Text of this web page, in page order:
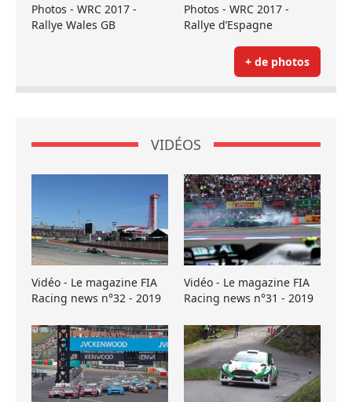
Photos - WRC 2017 -
Rallye Wales GB
Photos - WRC 2017 -
Rallye d’Espagne
+ de photos
VIDÉOS
Vidéo - Le magazine FIA
Racing news n°32 - 2019
Vidéo - Le magazine FIA
Racing news n°31 - 2019